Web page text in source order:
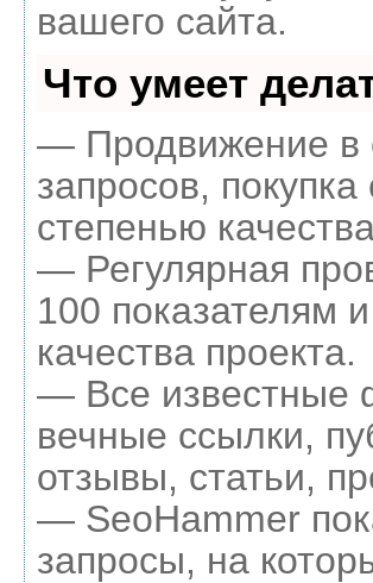
вашего сайта.
Что умеет
— Продвижение в
запросов,
степенью
— Регулярная
100 показателям
качества проекта.
— Все известные
вечные ссылки,
отзывы, статьи,
— SeoHammer
запросы, на